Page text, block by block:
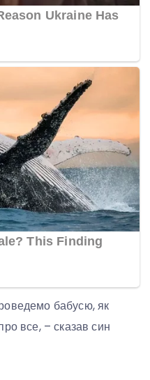
бабусю, як
все, – сказав син